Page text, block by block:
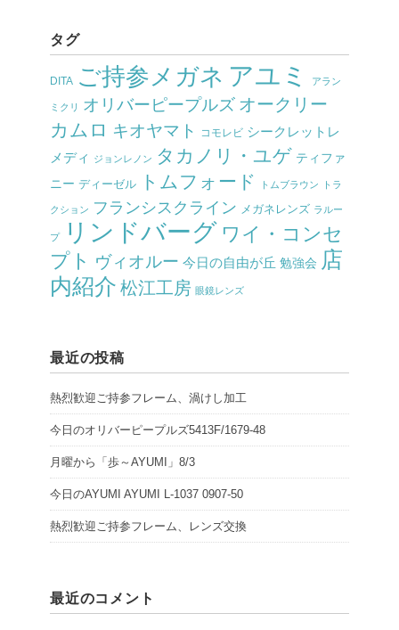
タグ
DITA ご持参メガネ アユミ アラン
ミクリ オリバーピープルズ オークリー
カムロ キオヤマト コモレビ シークレットレ
メディ
ジョンレノン タカノリ・ユゲ ティファ
ニー ディーゼル トムフォード トムブラウン トラ
クション フランシスクライン メガネレンズ ラルー
プ リンドバーグ ワイ・コンセ
プト ヴィオルー 今日の自由が丘 勉強会 店
内紹介 松江工房 眼鏡レンズ
最近の投稿
熱烈歓迎ご持参フレーム、渦けし加工
今日のオリバーピープルズ5413F/1679-48
月曜から「歩～AYUMI」8/3
今日のAYUMI AYUMI L-1037 0907-50
熱烈歓迎ご持参フレーム、レンズ交換
最近のコメント